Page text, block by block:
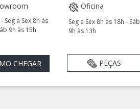
Seg a Sex 8h às
9h às 15h
Oficina
Seg a Sex 8h às 18h - Sáb
9h às 13h
CHEGAR PEÇAS